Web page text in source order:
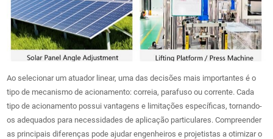
Ao selecionar um atuador linear, uma das decisões mais importantes é o
tipo de mecanismo de acionamento: correia, parafuso ou corrente. Cada
tipo de acionamento possui vantagens e limitações específicas, tornando-
os adequados para necessidades de aplicação particulares. Compreender
as principais diferenças pode ajudar engenheiros e projetistas a otimizar o